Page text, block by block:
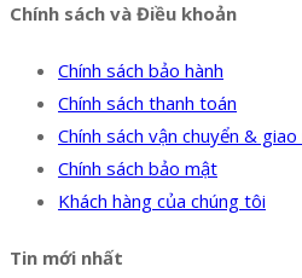
Chính sách và Điều khoản
Chính sách bảo hành
Chính sách thanh toán
Chính sách vận chuyển & giao
Chính sách bảo mật
Khách hàng của chúng tôi
Tin mới nhất